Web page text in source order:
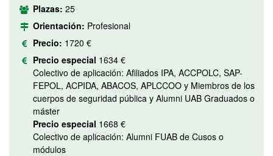
Plazas: 25
Orientación: Profesional
Precio: 1720 €
Precio especial 1634 €
Colectivo de aplicación: Afiliados IPA, ACCPOLC, SAP-
FEPOL, ACPIDA, ABACOS, APLCCOO y Miembros de los
cuerpos de seguridad pública y Alumni UAB Graduados o
máster
Precio especial 1668 €
Colectivo de aplicación: Alumni FUAB de Cusos o
módulos